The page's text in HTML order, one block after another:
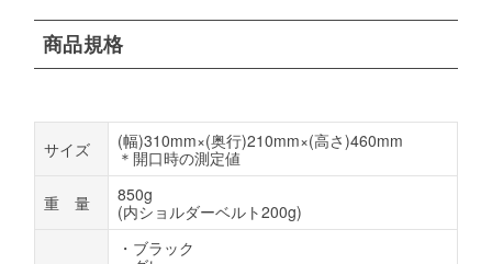
商品規格
サイズ
(幅)310mm×(奥行)210mm×(高さ)460mm
＊開口時の測定値
重 量
850g
(内ショルダーベルト200g)
・ブラック